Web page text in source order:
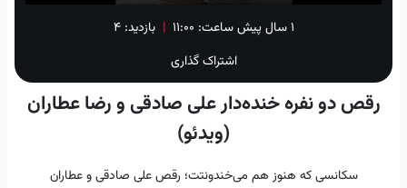
۱ سال پیش ساعت: ۱۱:۰۰ | بازدید: 4
اشتراک گذاری
رقص دو نفره خنده‌دار علی صادقی و رضا عطاران
(ویدئو)
سکانسی که هنوز هم می‌خندونتت؛ رقص علی صادقی و عطاران